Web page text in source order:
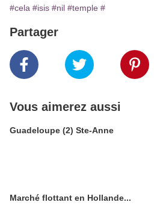
#cela #isis #nil #temple #
Partager
Vous aimerez aussi
Guadeloupe (2) Ste-Anne
Marché flottant en Hollande...